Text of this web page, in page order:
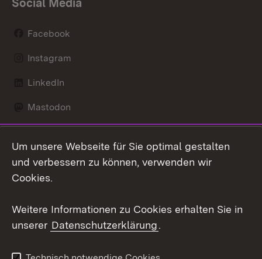
Facebook
Instagram
LinkedIn
Mastodon
X / Twitter
Youtube
Kontakt
Datenschutz
Um unsere Webseite für Sie optimal gestalten
und verbessern zu können, verwenden wir
Cookies.
Weitere Informationen zu Cookies erhalten Sie in
unserer Datenschutzerklärung.